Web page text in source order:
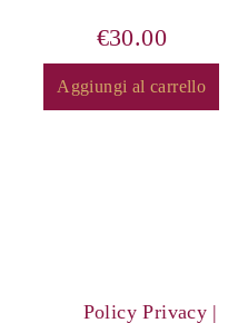
€30.00
Aggiungi al carrello
Policy Privacy